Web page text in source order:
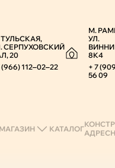
СЕРПУХОВСКИЙ
20
(966) 112‒02‒22
М.
УЛ.
8К4
+ 7
56 09
МАГАЗИН КАТАЛОГ